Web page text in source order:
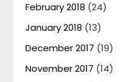
February 2018 (24)
January 2018 (13)
December 2017 (19)
November 2017 (14)